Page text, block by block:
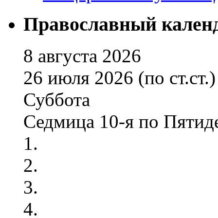
Православный
8 августа 2026
26 июля 2026 (по ст.ст.)
Суббота
Седмица 10-я по